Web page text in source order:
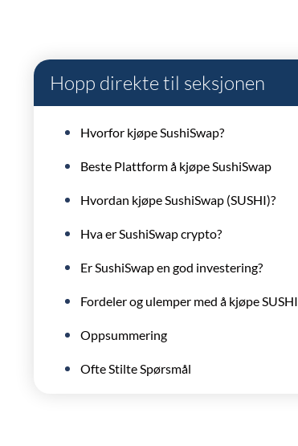
Hopp direkte til seksjonen
Hvorfor kjøpe SushiSwap?
Beste Plattform å kjøpe SushiSwap
Hvordan kjøpe SushiSwap (SUSHI)?
Hva er SushiSwap crypto?
Er SushiSwap en god investering?
Fordeler og ulemper med å kjøpe SUSHI
Oppsummering
Ofte Stilte Spørsmål